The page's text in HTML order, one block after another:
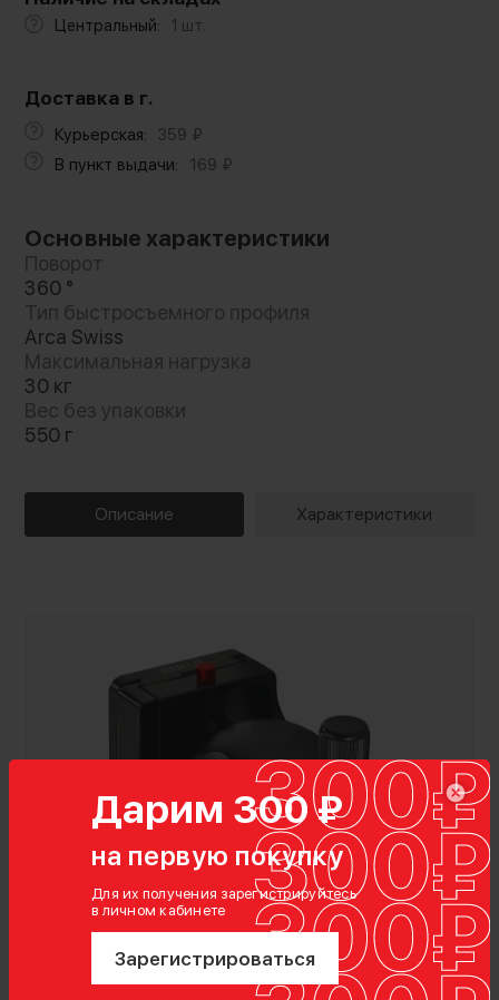
Дарим 300 ₽
на первую покупку
Для их получения зарегистрируйтесь
в личном кабинете
Зарегистрироваться
Центральный: 1 шт.
Доставка в г.
Курьерская: 359 ₽
В пункт выдачи:
169 ₽
Основные характеристики
Поворот
360 °
Тип быстросъемного профиля
Arca Swiss
Максимальная нагрузка
30 кг
Вес без упаковки
550 г
Описание Характеристики
Показать полностью
Характеристики
Тип штативной головы: